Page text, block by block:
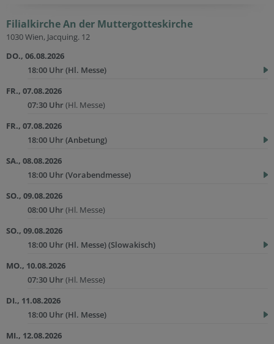
Filialkirche An der Muttergotteskirche
1030 Wien, Jacquing. 12
DO., 06.08.2026
18:00 Uhr(Hl. Messe)
FR., 07.08.2026
07:30 Uhr(Hl. Messe)
FR., 07.08.2026
18:00 Uhr(Anbetung)
SA., 08.08.2026
18:00 Uhr(Vorabendmesse)
SO., 09.08.2026
08:00 Uhr(Hl. Messe)
SO., 09.08.2026
18:00 Uhr(Hl. Messe) (Slowakisch)
MO., 10.08.2026
07:30 Uhr(Hl. Messe)
DI., 11.08.2026
18:00 Uhr(Hl. Messe)
MI., 12.08.2026